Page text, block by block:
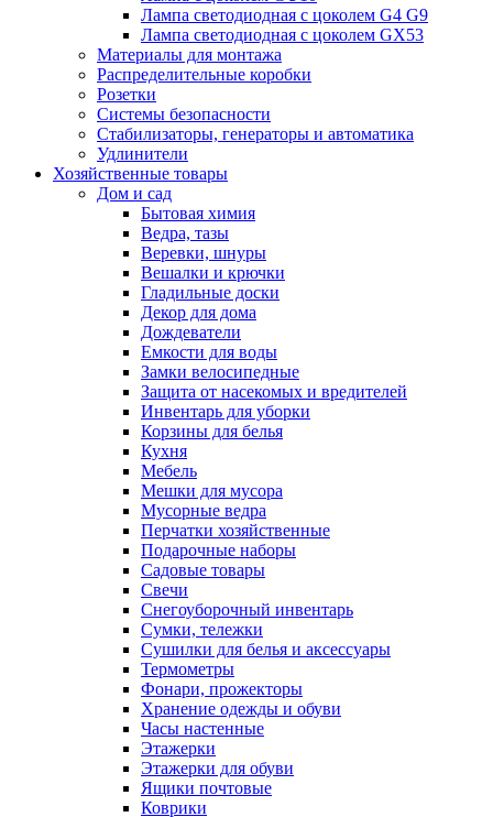
Лампа светодиодная с цоколем G4 G9
Лампа светодиодная с цоколем GX53
Материалы для монтажа
Распределительные коробки
Розетки
Системы безопасности
Стабилизаторы, генераторы и автоматика
Удлинители
Хозяйственные товары
Дом и сад
Бытовая химия
Ведра, тазы
Веревки, шнуры
Вешалки и крючки
Гладильные доски
Декор для дома
Дождеватели
Емкости для воды
Замки велосипедные
Защита от насекомых и вредителей
Инвентарь для уборки
Корзины для белья
Кухня
Мебель
Мешки для мусора
Мусорные ведра
Перчатки хозяйственные
Подарочные наборы
Садовые товары
Свечи
Снегоуборочный инвентарь
Сумки, тележки
Сушилки для белья и аксессуары
Термометры
Фонари, прожекторы
Хранение одежды и обуви
Часы настенные
Этажерки
Этажерки для обуви
Ящики почтовые
Коврики